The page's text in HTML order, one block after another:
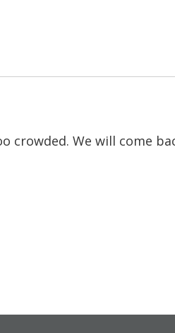
crowded. We will come